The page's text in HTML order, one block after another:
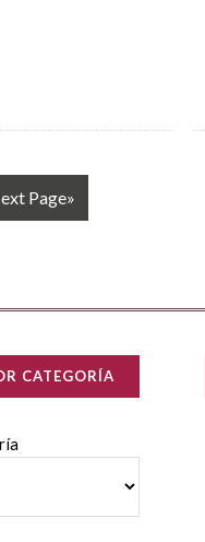
Page»
CATEGORÍA